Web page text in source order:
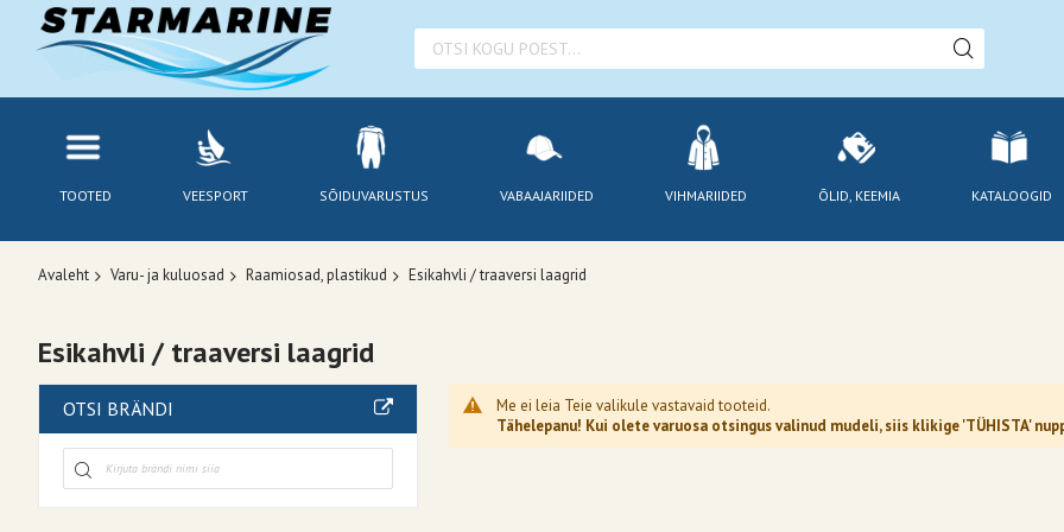
TOOTED VEESPORT SÕIDUVARUSTUS VABAAJARIIDED VIHMARIIDED ÕLID, KEEMIA KATALOOGID
Avaleht Varu- ja kuluosad Raamiosad, plastikud Esikahvli / traaversi laagrid
Esikahvli / traaversi laagrid
Me ei leia Teie valikule vastavaid tooteid.
Tähelepanu! Kui olete varuosa otsingus valinud mudeli, siis klikige 'TÜHISTA'
OTSI BRÄNDI